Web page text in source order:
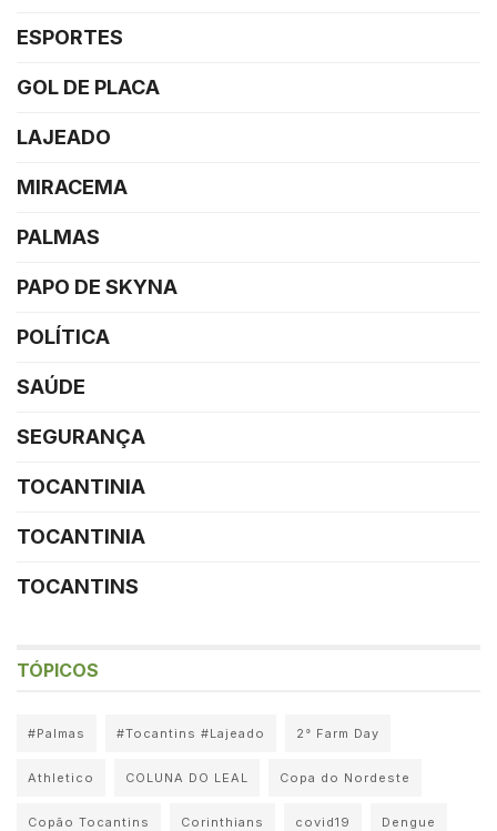
ESPORTES
GOL DE PLACA
LAJEADO
MIRACEMA
PALMAS
PAPO DE SKYNA
POLÍTICA
SAÚDE
SEGURANÇA
TOCANTINIA
TOCANTINIA
TOCANTINS
TÓPICOS
#Palmas #Tocantins #Lajeado 2° Farm Day
Athletico COLUNA DO LEAL Copa do Nordeste
Copão Tocantins Corinthians covid19 Dengue